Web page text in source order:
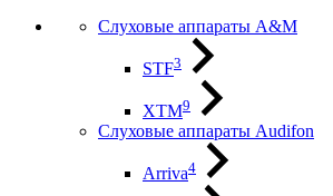
Слуховые аппараты A&M
STF3
XTM9
Слуховые аппараты Audifon
Arriva4